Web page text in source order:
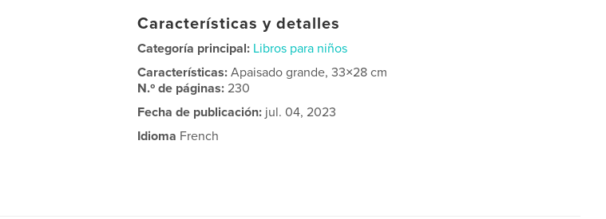
Características y detalles
Categoría principal: Libros para niños
Características:Apaisado grande, 33×28 cm
N.º de páginas:230
Fecha de publicación: jul. 04, 2023
Idioma French